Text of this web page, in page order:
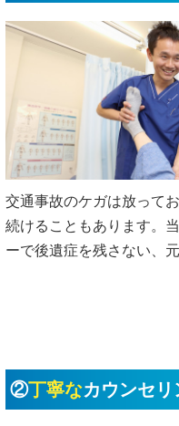
交通事故のケガは放って
続けることもあります。
ーで後遺症を残さない、
②丁寧なカウンセリ